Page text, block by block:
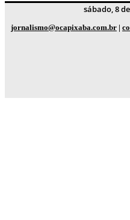
sábado, 8
jornalismo@ocapixaba.com.br |